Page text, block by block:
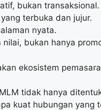
bukan transaksional.
terbuka dan jujur.
nyata.
bukan hanya
ekosistem
tidak hanya
kuat hubungan yang